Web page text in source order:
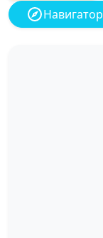
Навигатор